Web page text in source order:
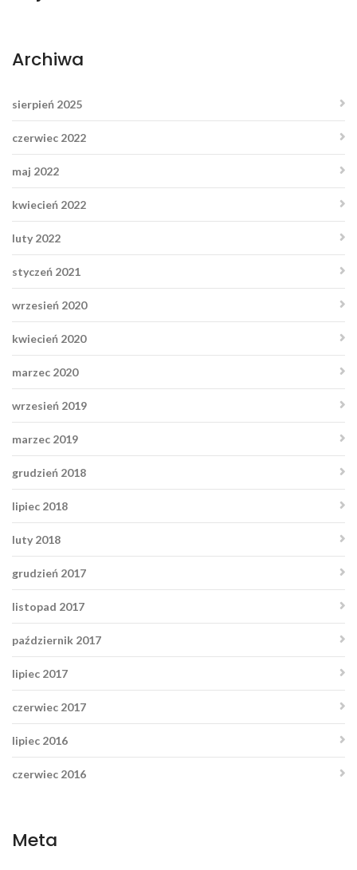
Archiwa
sierpień 2025
czerwiec 2022
maj 2022
kwiecień 2022
luty 2022
styczeń 2021
wrzesień 2020
kwiecień 2020
marzec 2020
wrzesień 2019
marzec 2019
grudzień 2018
lipiec 2018
luty 2018
grudzień 2017
listopad 2017
październik 2017
lipiec 2017
czerwiec 2017
lipiec 2016
czerwiec 2016
Meta